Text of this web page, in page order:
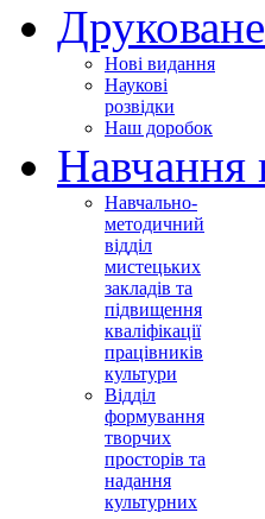
Нові видання
Наукові
розвідки
Наш доробок
Навчання
Навчально-
методичний
відділ
мистецьких
закладів та
підвищення
кваліфікації
працівників
культури
Відділ
формування
творчих
просторів та
надання
культурних